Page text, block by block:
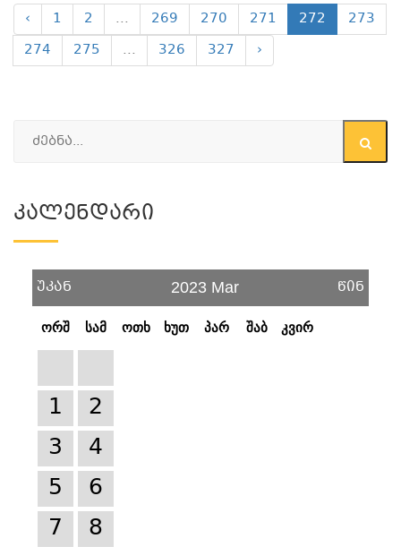
‹ 1 2 ... 269 270 271 272
273
274
275 ... 326 327 ›
Კალენდარი
უკან 2023 Mar წინ
ორშ სამ ოთხ ხუთ პარ შაბ კვირ
1
2
3
4
5
6
7
8